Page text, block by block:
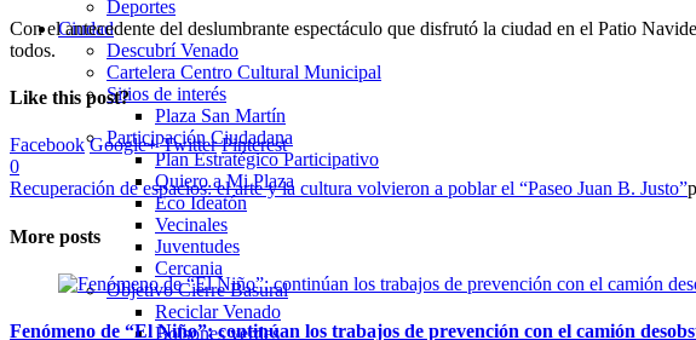
Deportes
Ciudad
Descubrí Venado
Cartelera Centro Cultural Municipal
Sitios de interés
Plaza San Martín
Participación Ciudadana
Plan Estratégico Participativo
Quiero a Mi Plaza
Eco Ideatón
Vecinales
Juventudes
Cercania
Objetivo Cierre Basural
Reciclar Venado
Bolsones verdes
Con el antecedente del deslumbrante espectáculo que disfrutó la ciudad en el Patio
todos.
Like this post?
Facebook Google+ Twitter Pinterest
0
Recuperación de espacios: el arte y la cultura volvieron a poblar el “Paseo Juan B. Justo”
More posts
Fenómeno de “El Niño”: continúan los trabajos de prevención con el camión